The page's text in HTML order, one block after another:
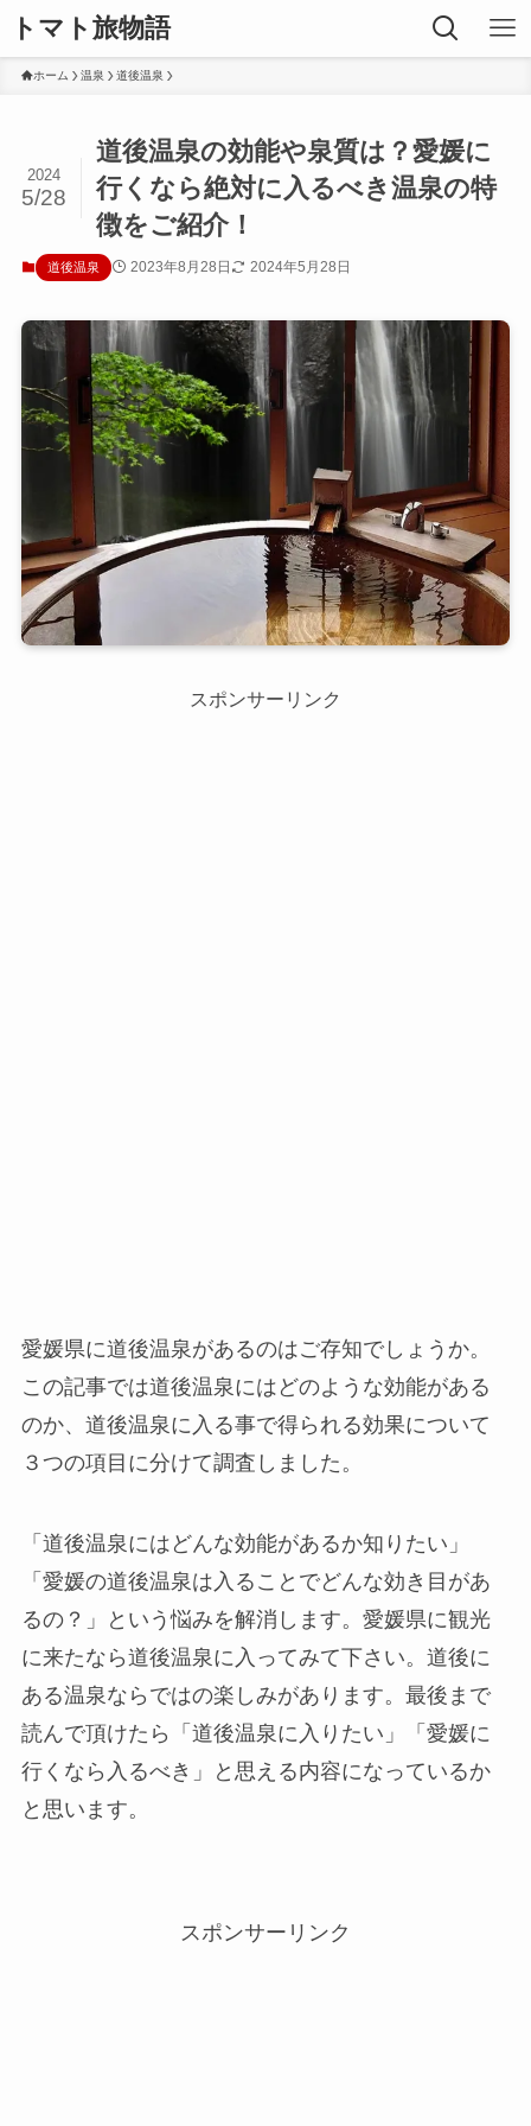
トマト旅物語
ホーム 温泉 道後温泉
道後温泉の効能や泉質は？愛媛に
行くなら絶対に入るべき温泉の特
徴をご紹介！
2024
5/28
道後温泉 2023年8月28日 2024年5月28日
スポンサーリンク
愛媛県に道後温泉があるのはご存知でしょうか。
この記事では道後温泉にはどのような効能がある
のか、道後温泉に入る事で得られる効果について
３つの項目に分けて調査しました。
「道後温泉にはどんな効能があるか知りたい」
「愛媛の道後温泉は入ることでどんな効き目があ
るの？」という悩みを解消します。愛媛県に観光
に来たなら道後温泉に入ってみて下さい。道後に
ある温泉ならではの楽しみがあります。最後まで
読んで頂けたら「道後温泉に入りたい」「愛媛に
行くなら入るべき」と思える内容になっているか
と思います。
スポンサーリンク